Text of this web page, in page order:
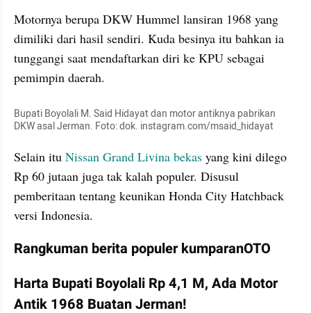
Motornya berupa DKW Hummel lansiran 1968 yang
dimiliki dari hasil sendiri. Kuda besinya itu bahkan ia
tunggangi saat mendaftarkan diri ke KPU sebagai
pemimpin daerah.
Bupati Boyolali M. Said Hidayat dan motor antiknya pabrikan
DKW asal Jerman. Foto: dok. instagram.com/msaid_hidayat
Selain itu Nissan Grand Livina bekas yang kini dilego
Rp 60 jutaan juga tak kalah populer. Disusul
pemberitaan tentang keunikan Honda City Hatchback
versi Indonesia.
Rangkuman berita populer kumparanOTO
Harta Bupati Boyolali Rp 4,1 M, Ada Motor
Antik 1968 Buatan Jerman!